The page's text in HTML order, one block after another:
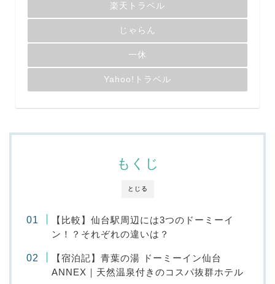
楽天トラベル
じゃらん
一休
Yahoo!トラベル
とじる
もくじ
【比較】仙台駅周辺には3つのドーミーイ
ン！？それぞれの違いは？
【宿泊記】青葉の湯 ドーミーイン仙台
ANNEX｜天然温泉付きのコスパ抜群ホテル